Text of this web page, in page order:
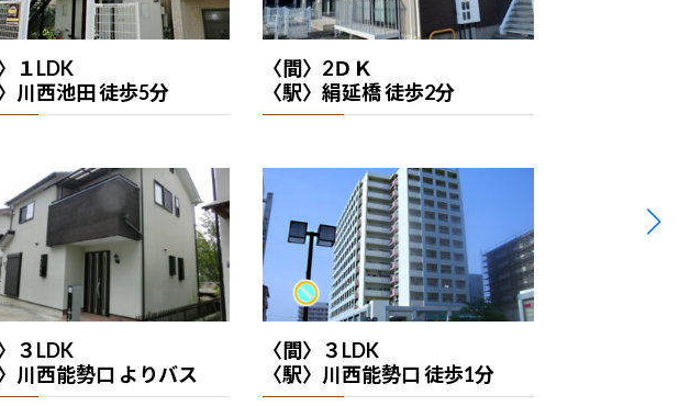
１LDK
〉川西池田 徒歩5分
〈間〉2ＤＫ
〈駅〉絹延橋 徒歩2分
３LDK
〉川西能勢口 よりバス
〈間〉３LDK
〈駅〉川西能勢口 徒歩1分